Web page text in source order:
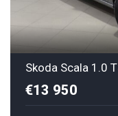
Skoda Scala 1.0
€13 950